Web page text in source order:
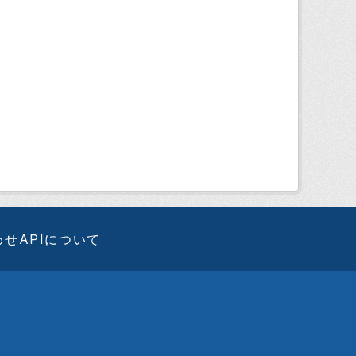
せAPIについて